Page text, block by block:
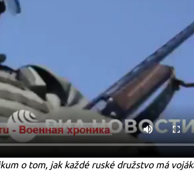
o tom, jak každé ruské družstvo má